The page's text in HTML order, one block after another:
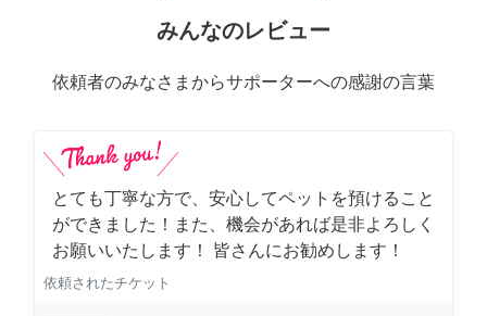
みんなのレビュー
依頼者のみなさまからサポーターへの感謝の言葉
とても丁寧な方で、安心してペットを預けること
ができました！また、機会があれば是非よろしく
お願いいたします！ 皆さんにお勧めします！
依頼されたチケット